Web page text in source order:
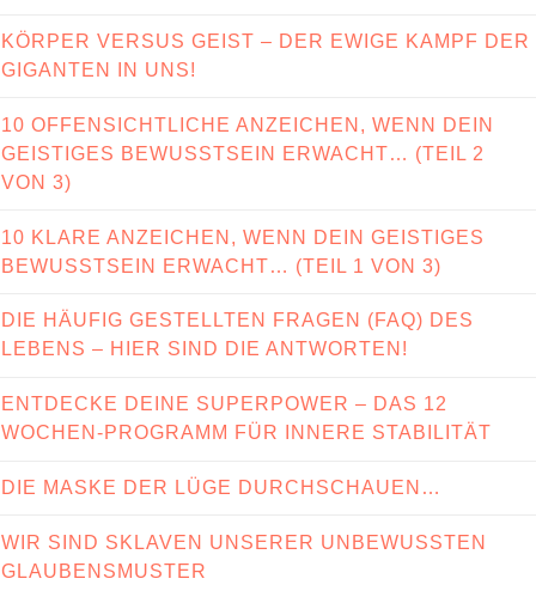
KÖRPER VERSUS GEIST – DER EWIGE KAMPF DER
GIGANTEN IN UNS!
10 OFFENSICHTLICHE ANZEICHEN, WENN DEIN
GEISTIGES BEWUSSTSEIN ERWACHT… (TEIL 2
VON 3)
10 KLARE ANZEICHEN, WENN DEIN GEISTIGES
BEWUSSTSEIN ERWACHT… (TEIL 1 VON 3)
DIE HÄUFIG GESTELLTEN FRAGEN (FAQ) DES
LEBENS – HIER SIND DIE ANTWORTEN!
ENTDECKE DEINE SUPERPOWER – DAS 12
WOCHEN-PROGRAMM FÜR INNERE STABILITÄT
DIE MASKE DER LÜGE DURCHSCHAUEN…
WIR SIND SKLAVEN UNSERER UNBEWUSSTEN
GLAUBENSMUSTER